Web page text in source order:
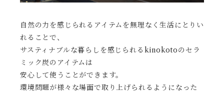
自然の力を感じられるアイテムを無理なく生活にとりい
れることで、
サスティナブルな暮らしを感じられるkinokotoのセラ
ミック炭のアイテムは
安心して使うことができます。
環境問題が様々な場面で取り上げられるようになった